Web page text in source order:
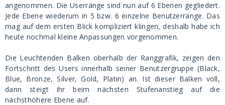
angenommen. Die Userränge sind nun auf 6 Ebenen gegliedert.
Jede Ebene wiederum in 5 bzw. 6 einzelne Benutzerränge. Das
mag auf dem ersten Blick kompliziert klingen, deshalb habe ich
heute nochmal kleine Anpassungen vorgenommen.
Die Leuchtenden Balken oberhalb der Ranggrafik, zeigen den
Fortschritt des Users innerhalb seiner Benutzergruppe (Black,
Blue, Bronze, Silver, Gold, Platin) an. Ist dieser Balken voll,
dann steigt ihr beim nächsten Stufenanstieg auf die
nächsthöhere Ebene auf.